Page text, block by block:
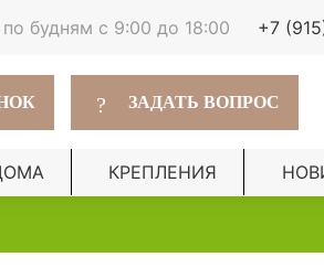
по будням с 9:00 до 18:00 +7
? ЗАДАТЬ ВОПРОС
КРЕПЛЕНИЯ